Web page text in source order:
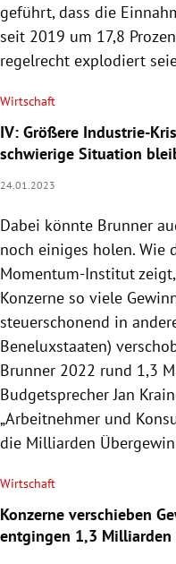
geführt, dass die
seit 2019 um 17,8
regelrecht explodiert
Wirtschaft
IV: Größere Industrie-
schwierige Situation
24.01.2023
Dabei könnte Brunner
noch einiges holen. Wie
Momentum-Institut
Konzerne so viele
steuerschonend in
Beneluxstaaten)
Brunner 2022 rund 1,3
Budgetsprecher Jan
„Arbeitnehmer und
die Milliarden
Wirtschaft
Konzerne verschieben
entgingen 1,3 Milliarden